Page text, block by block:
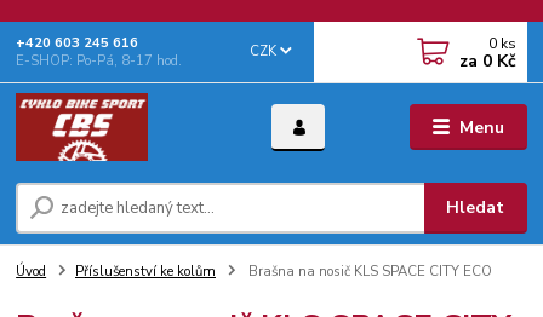
Menu
CZK
Hledat
+‭420 603 245 616‬
E-SHOP: Po-Pá, 8-17 hod.
0 ks
za 0 Kč
Úvod Příslušenství ke kolům Brašna na nosič KLS SPACE CITY ECO